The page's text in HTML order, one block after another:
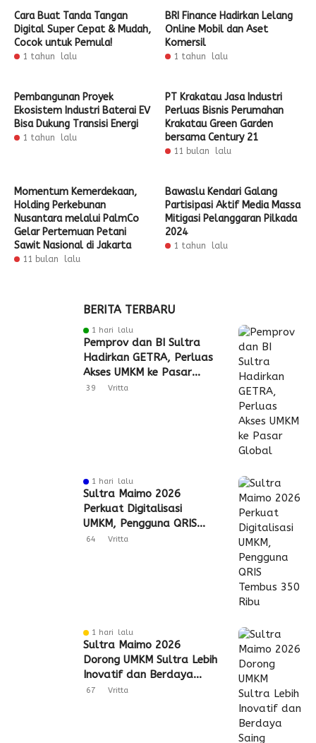
Cara Buat Tanda Tangan
Digital Super Cepat & Mudah,
Cocok untuk Pemula!
1 tahun lalu
BRI Finance Hadirkan Lelang
Online Mobil dan Aset
Komersil
1 tahun lalu
Pembangunan Proyek
Ekosistem Industri Baterai EV
Bisa Dukung Transisi Energi
1 tahun lalu
PT Krakatau Jasa Industri
Perluas Bisnis Perumahan
Krakatau Green Garden
bersama Century 21
11 bulan lalu
Momentum Kemerdekaan,
Holding Perkebunan
Nusantara melalui PalmCo
Gelar Pertemuan Petani
Sawit Nasional di Jakarta
11 bulan lalu
Bawaslu Kendari Galang
Partisipasi Aktif Media Massa
Mitigasi Pelanggaran Pilkada
2024
1 tahun lalu
BERITA TERBARU
1 hari lalu
Pemprov dan BI Sultra
Hadirkan GETRA, Perluas
Akses UMKM ke Pasar
Global
39 Vritta
1 hari lalu
Sultra Maimo 2026
Perkuat Digitalisasi
UMKM, Pengguna QRIS
Tembus 350 Ribu
64 Vritta
1 hari lalu
Sultra Maimo 2026
Dorong UMKM Sultra Lebih
Inovatif dan Berdaya
Saing
67 Vritta